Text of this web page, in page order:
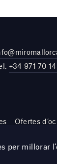
+34 971 70
Ofertes
per millorar